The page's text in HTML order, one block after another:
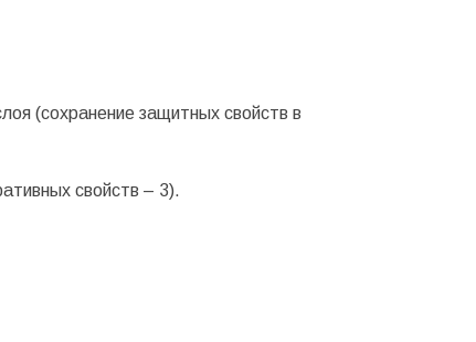
(сохранение защитных свойств в
свойств – 3).